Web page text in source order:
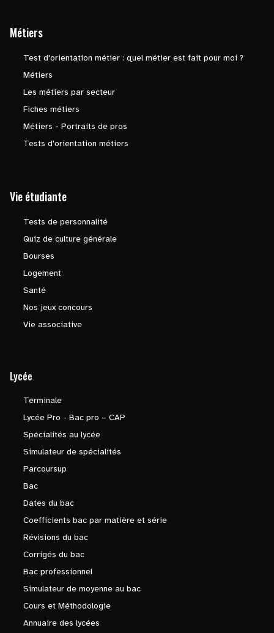
Métiers
Test d'orientation métier : quel métier est fait pour moi ?
Métiers
Les métiers par secteur
Fiches métiers
Métiers - Portraits de pros
Tests d'orientation métiers
Vie étudiante
Tests de personnalité
Quiz de culture générale
Bourses
Logement
Santé
Nos jeux concours
Vie associative
Lycée
Terminale
Lycée Pro - Bac pro – CAP
Spécialités au lycée
Simulateur de spécialités
Parcoursup
Bac
Dates du bac
Coefficients bac par matière et série
Révisions du bac
Corrigés du bac
Bac professionnel
Simulateur de moyenne au bac
Cours et Méthodologie
Annuaire des lycées